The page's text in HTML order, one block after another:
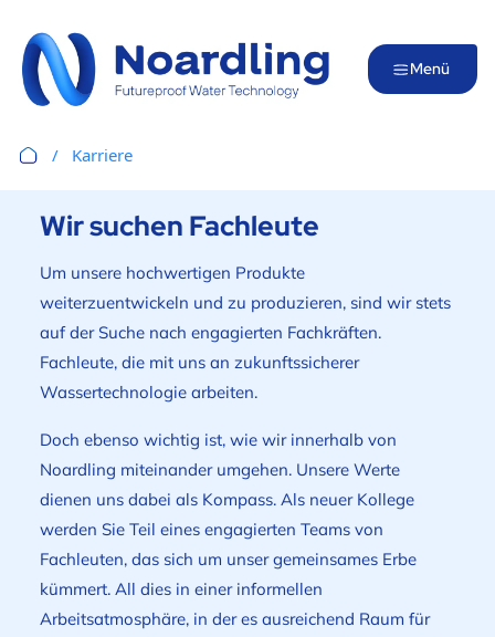
Menü
Karriere
Wir suchen Fachleute
Um unsere hochwertigen Produkte
weiterzuentwickeln und zu produzieren, sind wir stets
auf der Suche nach engagierten Fachkräften.
Fachleute, die mit uns an zukunftssicherer
Wassertechnologie arbeiten.
Doch ebenso wichtig ist, wie wir innerhalb von
Noardling miteinander umgehen. Unsere Werte
dienen uns dabei als Kompass. Als neuer Kollege
werden Sie Teil eines engagierten Teams von
Fachleuten, das sich um unser gemeinsames Erbe
kümmert. All dies in einer informellen
Arbeitsatmosphäre, in der es ausreichend Raum für